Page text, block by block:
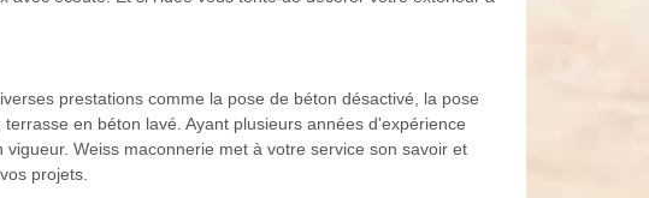
prestations comme la pose de béton désactivé, la pose
en béton lavé. Ayant plusieurs années d'expérience
Weiss maconnerie met à votre service son savoir et
projets.